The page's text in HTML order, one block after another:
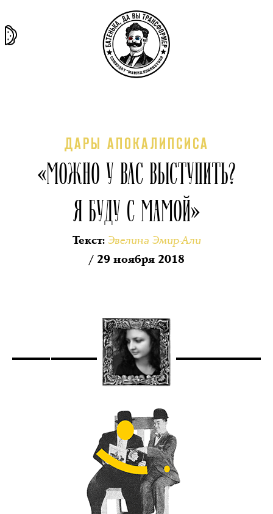
ДАРЫ АПОКАЛИПСИСА
«МОЖНО У ВАС ВЫСТУПИТЬ?
Я БУДУ С МАМОЙ»
Текст: Эвелина Эмир-Али
/ 29 ноября 2018